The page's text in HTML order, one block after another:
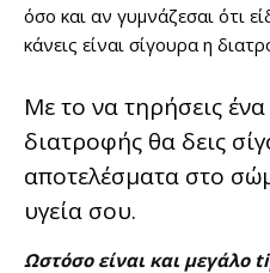
όσο και αν γυμνάζεσαι ότι
κάνεις είναι σίγουρα η
Με το να τηρήσεις
διατροφής θα δεις
αποτελέσματα στο
υγεία σου.
Ωστόσο είναι και μεγάλο